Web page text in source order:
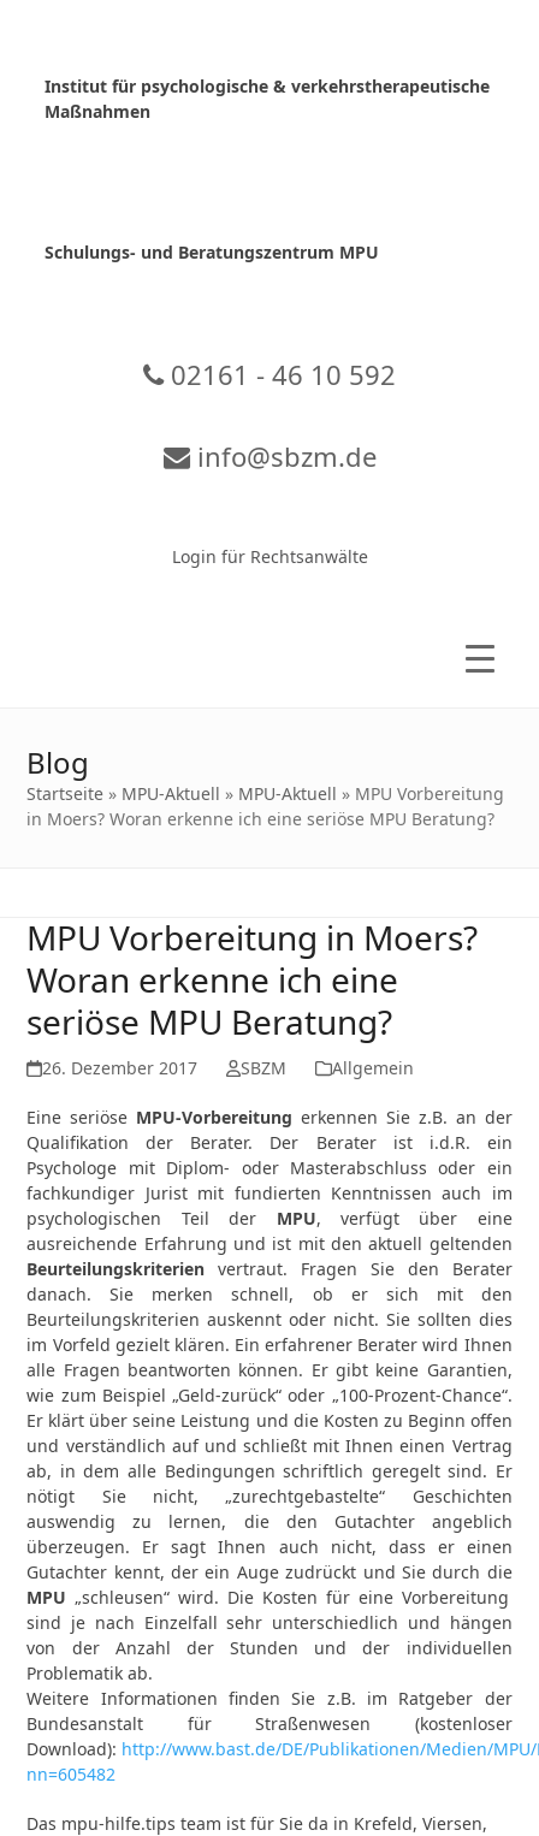
Institut für psychologische & verkehrstherapeutische
Maßnahmen
Schulungs- und Beratungszentrum MPU
02161 - 46 10 592
info@sbzm.de
Login für Rechtsanwälte
Blog
Startseite » MPU-Aktuell » MPU-Aktuell » MPU Vorbereitung
in Moers? Woran erkenne ich eine seriöse MPU Beratung?
MPU Vorbereitung in Moers?
Woran erkenne ich eine
seriöse MPU Beratung?
26. Dezember 2017 SBZM Allgemein
Eine seriöse MPU-Vorbereitung erkennen Sie z.B. an der
Qualifikation der Berater. Der Berater ist i.d.R. ein
Psychologe mit Diplom- oder Masterabschluss oder ein
fachkundiger Jurist mit fundierten Kenntnissen auch im
psychologischen Teil der MPU, verfügt über eine
ausreichende Erfahrung und ist mit den aktuell geltenden
Beurteilungskriterien vertraut. Fragen Sie den Berater
danach. Sie merken schnell, ob er sich mit den
Beurteilungskriterien auskennt oder nicht. Sie sollten dies
im Vorfeld gezielt klären. Ein erfahrener Berater wird Ihnen
alle Fragen beantworten können. Er gibt keine Garantien,
wie zum Beispiel „Geld-zurück“ oder „100-Prozent-Chance“.
Er klärt über seine Leistung und die Kosten zu Beginn offen
und verständlich auf und schließt mit Ihnen einen Vertrag
ab, in dem alle Bedingungen schriftlich geregelt sind. Er
nötigt Sie nicht, „zurechtgebastelte“ Geschichten
auswendig zu lernen, die den Gutachter angeblich
überzeugen. Er sagt Ihnen auch nicht, dass er einen
Gutachter kennt, der ein Auge zudrückt und Sie durch die
MPU „schleusen“ wird. Die Kosten für eine Vorbereitung
sind je nach Einzelfall sehr unterschiedlich und hängen
von der Anzahl der Stunden und der individuellen
Problematik ab.
Weitere Informationen finden Sie z.B. im Ratgeber der
Bundesanstalt für Straßenwesen (kostenloser
Download): http://www.bast.de/DE/Publikationen/Medien/
nn=605482
Das mpu-hilfe.tips team ist für Sie da in Krefeld, Viersen,